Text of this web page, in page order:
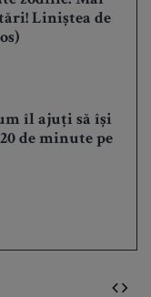
Liniștea de
îl ajuți să își
de minute pe